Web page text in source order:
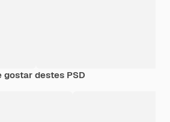
gostar destes PSD